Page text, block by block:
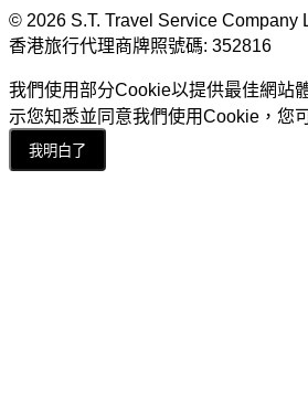
© 2026 S.T. Travel Service Company
香港旅行代理商牌照號碼: 352816
我們使用部分Cookie以提供最佳網站
示您知悉並同意我們使用Cookie，您
我明白了